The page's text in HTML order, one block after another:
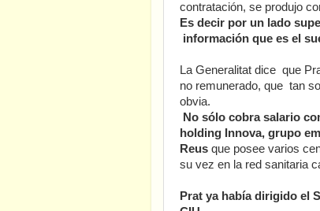
contratación, se produjo
Es decir por un lado
información que es el
La Generalitat dice que
no remunerado, que tan
obvia.
No sólo cobra salario
holding Innova, grupo
Reus que posee varios
su vez en la red sanitaria
Prat ya había dirigido el